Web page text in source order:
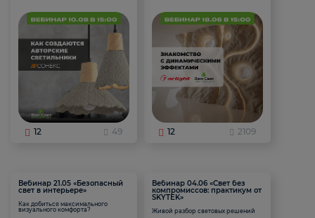
12 49 12 2109
Вебинар 21.05 «Безопасный
свет в интерьере»
Как добиться максимального
визуального комфорта?
Вебинар 04.06 «Свет без
компромиссов: практикум от
SKYTEK»
Живой разбор световых решений